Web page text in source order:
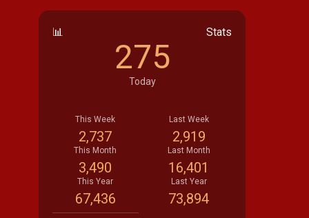
📊 Stats
275
Today
This Week
2,737
Last Week
2,919
This Month
3,490
Last Month
16,401
This Year
67,436
Last Year
73,894